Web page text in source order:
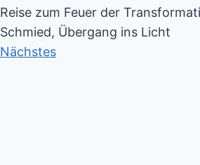
Reise zum Feuer der
Schmied, Übergang ins Licht
Nächstes